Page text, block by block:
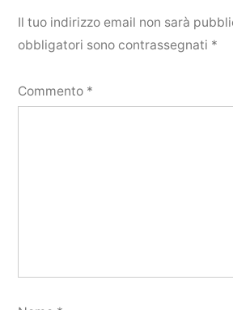
Il tuo indirizzo email non sarà
obbligatori sono contrassegnati *
Commento *